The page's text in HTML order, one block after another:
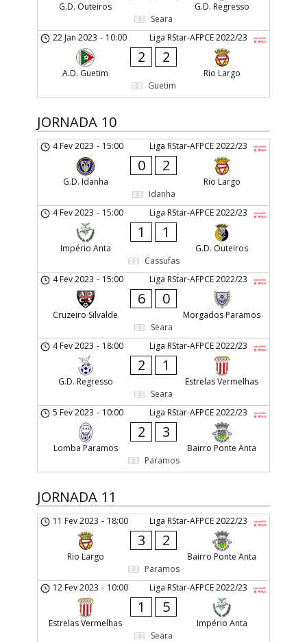
G.D. Outeiros
G.D. Regresso
Seara
Liga RStar-AFPCE 2022/23
22 Jan 2023 - 10:00
A.D. Guetim
2 2
Rio Largo
Guetim
JORNADA 10
Liga RStar-AFPCE 2022/23
4 Fev 2023 - 15:00
G.D. Idanha
0 2
Rio Largo
Idanha
Liga RStar-AFPCE 2022/23
4 Fev 2023 - 15:00
Império Anta
1 1
G.D. Outeiros
Cassufas
Liga RStar-AFPCE 2022/23
4 Fev 2023 - 15:00
Cruzeiro Silvalde
6 0
Morgados Paramos
Seara
Liga RStar-AFPCE 2022/23
4 Fev 2023 - 18:00
G.D. Regresso
2 1
Estrelas Vermelhas
Seara
Liga RStar-AFPCE 2022/23
5 Fev 2023 - 10:00
Lomba Paramos
2 3
Bairro Ponte Anta
Paramos
JORNADA 11
Liga RStar-AFPCE 2022/23
11 Fev 2023 - 18:00
Rio Largo
3 2
Bairro Ponte Anta
Paramos
Liga RStar-AFPCE 2022/23
12 Fev 2023 - 10:00
Estrelas Vermelhas
1 5
Império Anta
Seara